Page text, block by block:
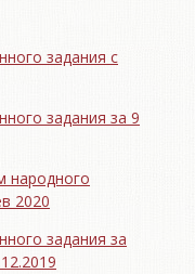
задания с
задания за 9
народного
2020
задания за